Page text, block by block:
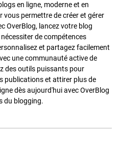
en ligne, moderne et en
permettre de créer et gérer
OverBlog, lancez votre blog
de compétences
et partagez facilement
une communauté active de
des outils puissants pour
publications et attirer plus de
dès aujourd'hui avec OverBlog
du blogging.